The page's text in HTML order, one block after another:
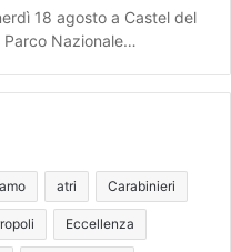
18 agosto a Castel del
Nazionale…
atri Carabinieri
Eccellenza